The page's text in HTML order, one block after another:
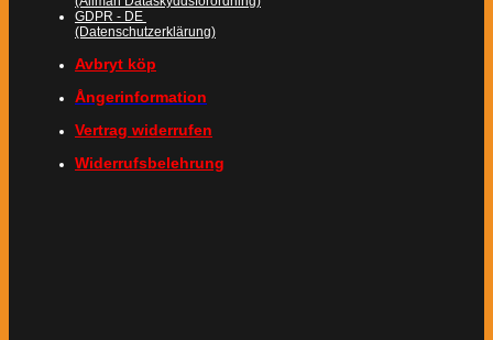
GDPR - DE
(Datenschutzerklärung)
Avbryt köp
Ångerinformation
Vertrag widerrufen
Widerrufsbelehrung